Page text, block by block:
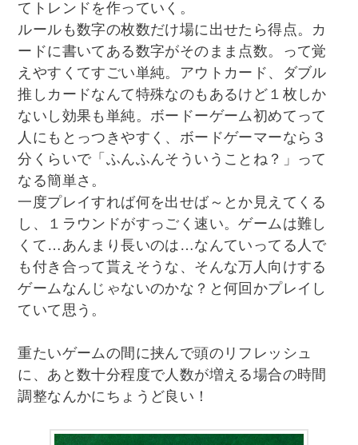
てトレンドを作っていく。
ルールも数字の枚数だけ場に出せたら得点。カ
ードに書いてある数字がそのまま点数。って覚
えやすくてすごい単純。アウトカード、ダブル
推しカードなんて特殊なのもあるけど１枚しか
ないし効果も単純。ボードーゲーム初めてって
人にもとっつきやすく、ボードゲーマーなら３
分くらいで「ふんふんそういうことね？」って
なる簡単さ。
一度プレイすれば何を出せば～とか見えてくる
し、１ラウンドがすっごく速い。ゲームは難し
くて…あんまり長いのは…なんていってる人で
も付き合って貰えそうな、そんな万人向けする
ゲームなんじゃないのかな？と何回かプレイし
ていて思う。
重たいゲームの間に挟んで頭のリフレッシュ
に、あと数十分程度で人数が増える場合の時間
調整なんかにちょうど良い！